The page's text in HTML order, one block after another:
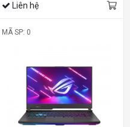
Liên hệ
MÃ SP: 0